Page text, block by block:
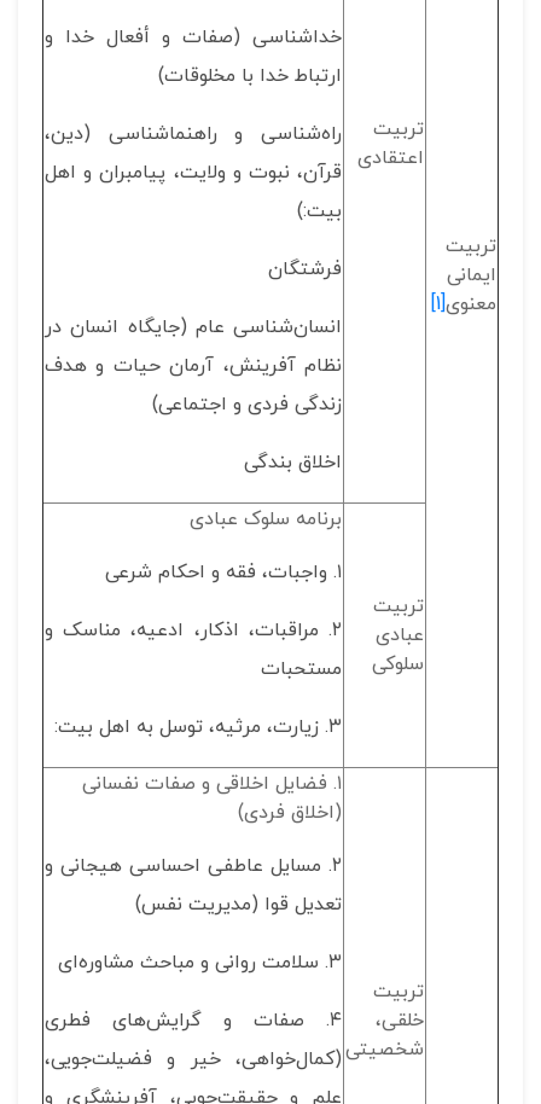
تربیت
ایمانی
معنوی[1]
تربیت
اعتقادی
خداشناسی (صفات و أفعال خدا و
ارتباط خدا با مخلوقات)
راه‌شناسی و راهنماشناسی (دین،
قرآن، نبوت و ولایت، پیامبران و اهل
بیت:)
فرشتگان
انسان‌شناسی عام (جایگاه انسان در
نظام آفرینش، آرمان حیات و هدف
زندگی فردی و اجتماعی)
اخلاق بندگی
تربیت
عبادی
سلوکی
برنامه سلوک عبادی
۱. واجبات،‌ فقه و احکام شرعی
۲. مراقبات، اذکار، ادعیه، مناسک و
مستحبات
۳. زیارت، مرثیه، توسل به اهل بیت:
تربیت
خلقی،
شخصیتی
۱. فضایل اخلاقی و صفات نفسانی
(اخلاق فردی)
۲. مسایل عاطفی احساسی هیجانی و
تعدیل قوا (مدیریت نفس)
۳. سلامت روانی و مباحث مشاوره‌ای
۴. صفات و گرایش‌های فطری
(کمال‌خواهی، خیر و فضیلت‌جویی،
علم و حقیقت‌جویی، آفرینشگری و